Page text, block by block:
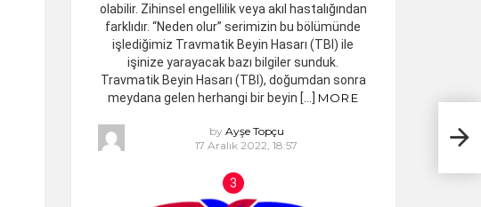
olabilir. Zihinsel engellilik veya akıl hastalığından
farklıdır. “Neden olur” serimizin bu bölümünde
işlediğimiz Travmatik Beyin Hasarı (TBI) ile
işinize yarayacak bazı bilgiler sunduk.
Travmatik Beyin Hasarı (TBI), doğumdan sonra
meydana gelen herhangi bir beyin […] MORE
by Ayşe Topçu
17 Aralık 2022, 18:57